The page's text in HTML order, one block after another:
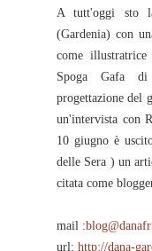
A tutt'oggi sto
(Gardenia) con
come
Spoga Gafa
progettazione del
un'intervista con
10 giugno è
delle Sera ) un
citata come
mail :
url: http://dana-